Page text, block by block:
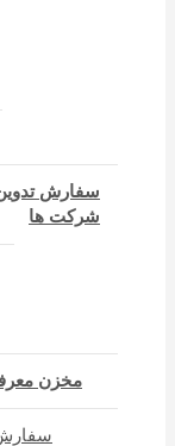
سفارش
شرکت ها
مخزن